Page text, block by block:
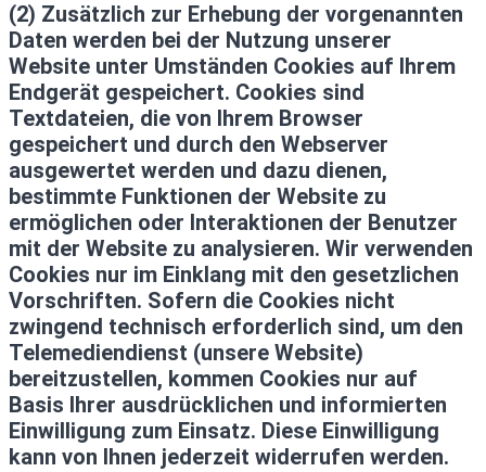
(2) Zusätzlich zur Erhebung der vorgenannten
Daten werden bei der Nutzung unserer
Website unter Umständen Cookies auf Ihrem
Endgerät gespeichert. Cookies sind
Textdateien, die von Ihrem Browser
gespeichert und durch den Webserver
ausgewertet werden und dazu dienen,
bestimmte Funktionen der Website zu
ermöglichen oder Interaktionen der Benutzer
mit der Website zu analysieren. Wir verwenden
Cookies nur im Einklang mit den gesetzlichen
Vorschriften. Sofern die Cookies nicht
zwingend technisch erforderlich sind, um den
Telemediendienst (unsere Website)
bereitzustellen, kommen Cookies nur auf
Basis Ihrer ausdrücklichen und informierten
Einwilligung zum Einsatz. Diese Einwilligung
kann von Ihnen jederzeit widerrufen werden.